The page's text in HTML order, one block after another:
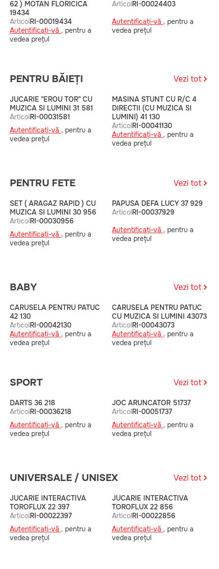
62 ) MOTAN FLORICICA
19434
ArticolRI-00019434
Autentificați-vă , pentru a
vedea prețul
ArticolRI-00024403
Autentificați-vă , pentru a
vedea prețul
PENTRU BĂIEȚI Vezi tot
JUCARIE "EROU TOR" CU
MUZICA SI LUMINI 31 581
ArticolRI-00031581
Autentificați-vă , pentru a
vedea prețul
MASINA STUNT CU R/C 4
DIRECTII (CU MUZICA SI
LUMINI) 41 130
ArticolRI-00041130
Autentificați-vă , pentru a
vedea prețul
PENTRU FETE Vezi tot
SET ( ARAGAZ RAPID ) CU
MUZICA SI LUMINI 30 956
ArticolRI-00030956
Autentificați-vă , pentru a
vedea prețul
PAPUSA DEFA LUCY 37 929
ArticolRI-00037929
Autentificați-vă , pentru a
vedea prețul
BABY Vezi tot
CARUSELA PENTRU PATUC
42 130
ArticolRI-00042130
Autentificați-vă , pentru a
vedea prețul
CARUSELA PENTRU PATUC
CU MUZICA SI LUMINI 43073
ArticolRI-00043073
Autentificați-vă , pentru a
vedea prețul
SPORT Vezi tot
DARTS 36 218
ArticolRI-00036218
Autentificați-vă , pentru a
vedea prețul
JOC ARUNCATOR 51737
ArticolRI-00051737
Autentificați-vă , pentru a
vedea prețul
UNIVERSALE / UNISEX Vezi tot
JUCARIE INTERACTIVA
TOROFLUX 22 397
ArticolRI-00022397
Autentificați-vă , pentru a
vedea prețul
JUCARIE INTERACTIVA
TOROFLUX 22 856
ArticolRI-00022856
Autentificați-vă , pentru a
vedea prețul